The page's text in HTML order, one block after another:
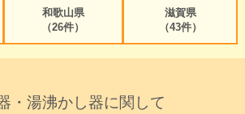
和歌山県
（26件）
滋賀県
（43件）
・湯沸かし器に関して